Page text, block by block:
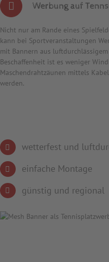
Werbung auf
Nicht nur am Rande eines
kann bei Sportveranstaltungen
mit Bannern aus luftdurchlässigem
Beschaffenheit ist es weniger
Maschendrahtzäunen mittels
werden.
wetterfest und
einfache Montage
günstig und regional